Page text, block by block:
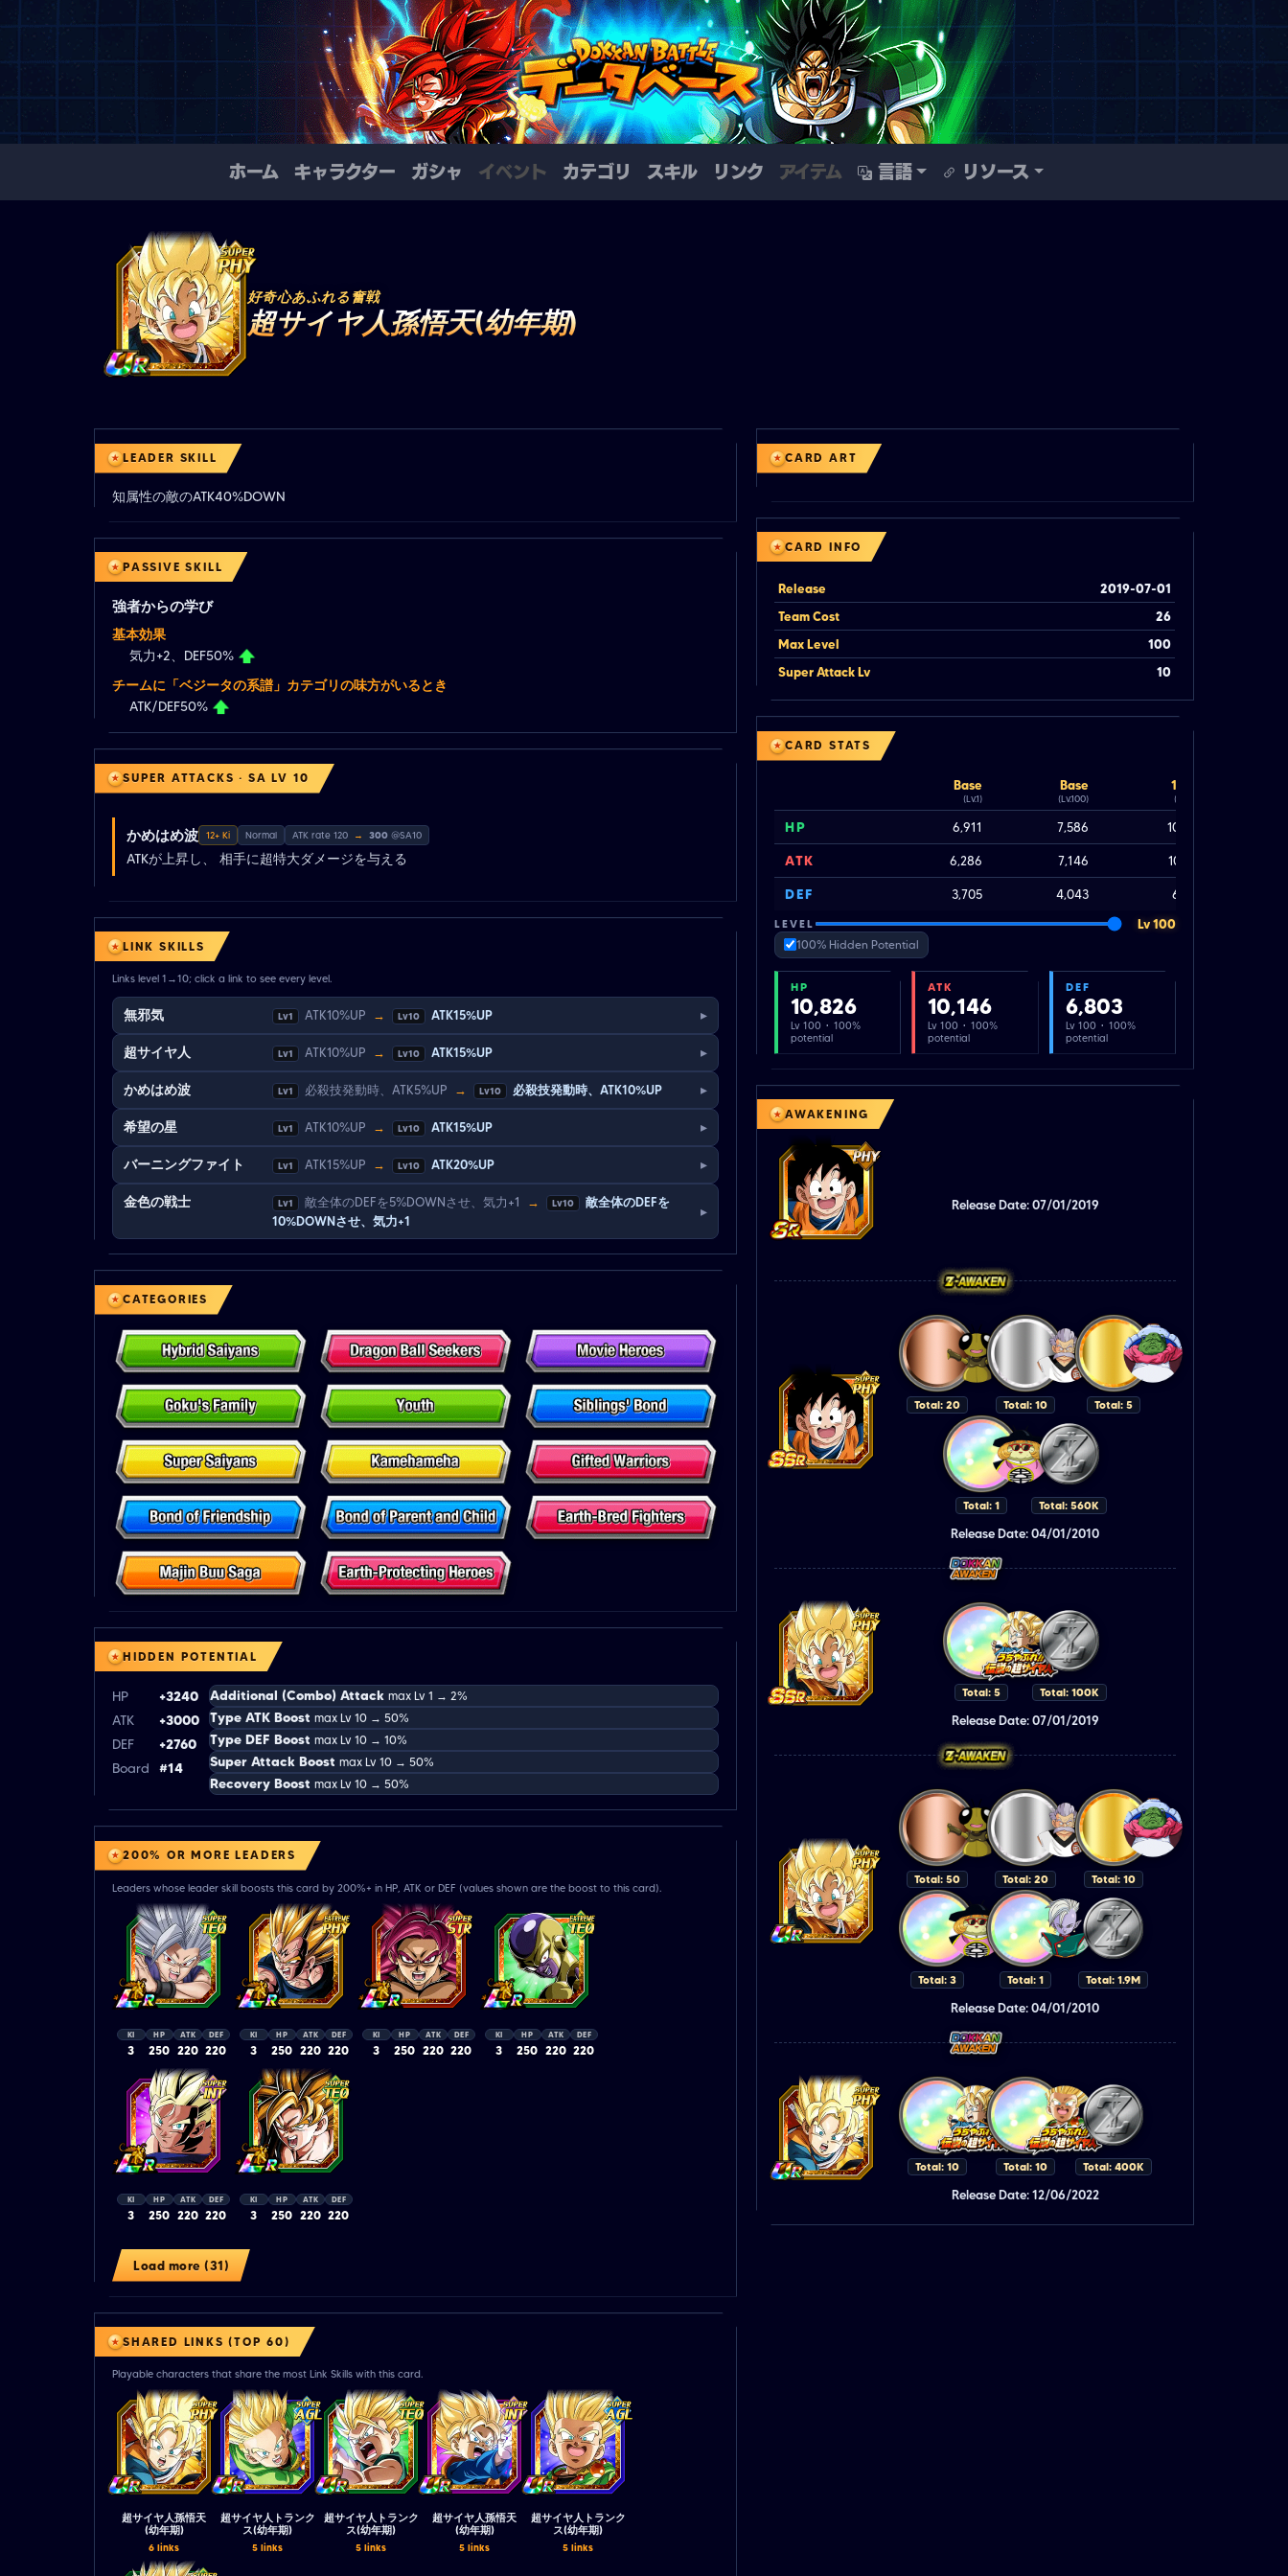
ホーム キャラクター ガシャ イベント カテゴリ スキル リンク アイテム 言語 リソース
好奇心あふれる奮戦
超サイヤ人孫悟天(幼年期)
LEADER SKILL
知属性の敵のATK40%DOWN
PASSIVE SKILL
強者からの学び
基本効果
気力+2、DEF50%
チームに「ベジータの系譜」カテゴリの味方がいるとき
ATK/DEF50%
SUPER ATTACKS · SA LV 10
かめはめ波 12+ Ki Normal ATK rate 120 → 300 @SA10
ATKが上昇し、 相手に超特大ダメージを与える
LINK SKILLS
Links level 1→10; click a link to see every level.
無邪気 Lv1 ATK10%UP → Lv10 ATK15%UP ▸
超サイヤ人 Lv1 ATK10%UP → Lv10 ATK15%UP ▸
かめはめ波 Lv1 必殺技発動時、ATK5%UP → Lv10 必殺技発動時、ATK10%UP ▸
希望の星 Lv1 ATK10%UP → Lv10 ATK15%UP ▸
バーニングファイト Lv1 ATK15%UP → Lv10 ATK20%UP ▸
金色の戦士 Lv1 敵全体のDEFを5%DOWNさせ、気力+1 → Lv10
敵全体のDEFを
10%DOWNさせ、気力+1
▸
CATEGORIES
HIDDEN POTENTIAL
HP
+3240
ATK
+3000
DEF
+2760
Board
#14
Additional (Combo) Attack max Lv 1 → 2%
Type ATK Boost max Lv 10 → 50%
Type DEF Boost max Lv 10 → 10%
Super Attack Boost max Lv 10 → 50%
Recovery Boost max Lv 10 → 50%
200% OR MORE LEADERS
Leaders whose leader skill boosts this card by 200%+ in HP, ATK or DEF (values shown are the boost to this card).
KI
3
HP
250
ATK
220
DEF
220
KI
3
HP
250
ATK
220
DEF
220
KI
3
HP
250
ATK
220
DEF
220
KI
3
HP
250
ATK
220
DEF
220
KI
3
HP
250
ATK
220
DEF
220
KI
3
HP
250
ATK
220
DEF
220
Load more (31)
SHARED LINKS (TOP 60)
Playable characters that share the most Link Skills with this card.
超サイヤ人孫悟天
(幼年期)
6 links
超サイヤ人トランク
ス(幼年期)
5 links
超サイヤ人トランク
ス(幼年期)
5 links
超サイヤ人孫悟天
(幼年期)
5 links
超サイヤ人トランク
ス(幼年期)
5 links
CARD ART
CARD INFO
Release
2019-07-01
Team Cost
26
Max Level
100
Super Attack Lv
10
CARD STATS
Base
(Lv.1)
Base
(Lv.100)
100%
(Lv.100)
HP 6,911 7,586 10,826
ATK 6,286 7,146 10,146
DEF 3,705 4,043 6,803
LEVEL Lv 100
100% Hidden Potential
HP
10,826
Lv 100 · 100%
potential
ATK
10,146
Lv 100 · 100%
potential
DEF
6,803
Lv 100 · 100%
potential
AWAKENING
Release Date: 07/01/2019
Total: 20 Total: 10 Total: 5
Total: 1 Total: 560K
Release Date: 04/01/2010
Total: 5 Total: 100K
Release Date: 07/01/2019
Total: 50 Total: 20 Total: 10
Total: 3 Total: 1 Total: 1.9M
Release Date: 04/01/2010
Total: 10 Total: 10 Total: 400K
Release Date: 12/06/2022